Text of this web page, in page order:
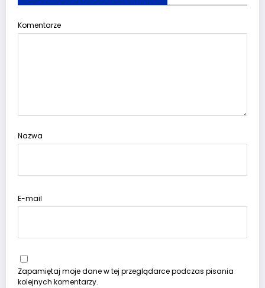
Komentarze
Nazwa
E-mail
Zapamiętaj moje dane w tej przeglądarce podczas pisania
kolejnych komentarzy.